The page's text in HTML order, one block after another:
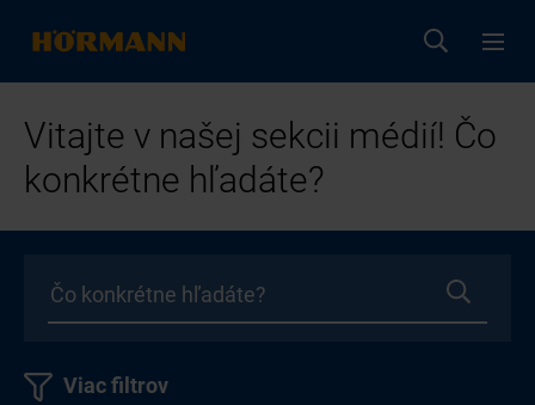
Vitajte v našej sekcii médií! Čo
konkrétne hľadáte?
Viac filtrov